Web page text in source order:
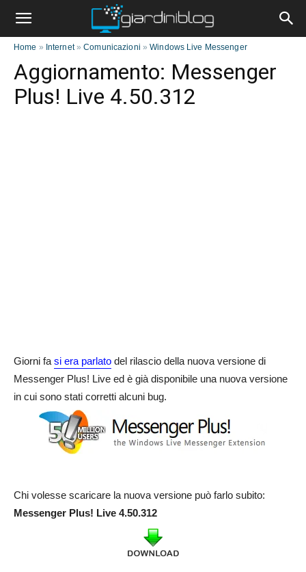
Home » Internet»Comunicazioni »Windows Live Messenger
Aggiornamento: Messenger
Plus! Live 4.50.312
Giorni fa si era parlato del rilascio della nuova versione di
Messenger Plus! Live ed è già disponibile una nuova versione
in cui sono stati corretti alcuni bug.
Chi volesse scaricare la nuova versione può farlo subito:
Messenger Plus! Live 4.50.312